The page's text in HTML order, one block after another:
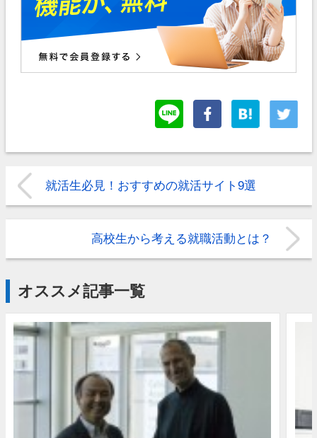
就活生必見！おすすめの就活サイト9選
高校生から考える就職活動とは？
オススメ記事一覧